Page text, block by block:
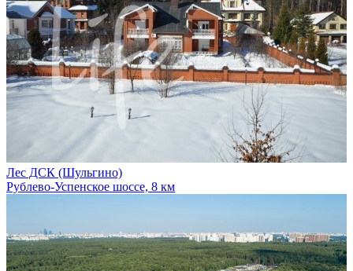
Лес ДСК (Шульгино)
Рублево-Успенское шоссе, 8 км